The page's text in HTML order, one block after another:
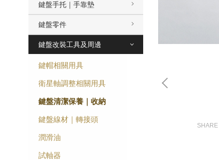
鍵盤手托｜手靠墊
鍵盤零件
鍵盤改裝工具及周邊
鍵帽相關用具
衛星軸調整相關用具
鍵盤清潔保養｜收納
鍵盤線材｜轉接頭
潤滑油
試軸器